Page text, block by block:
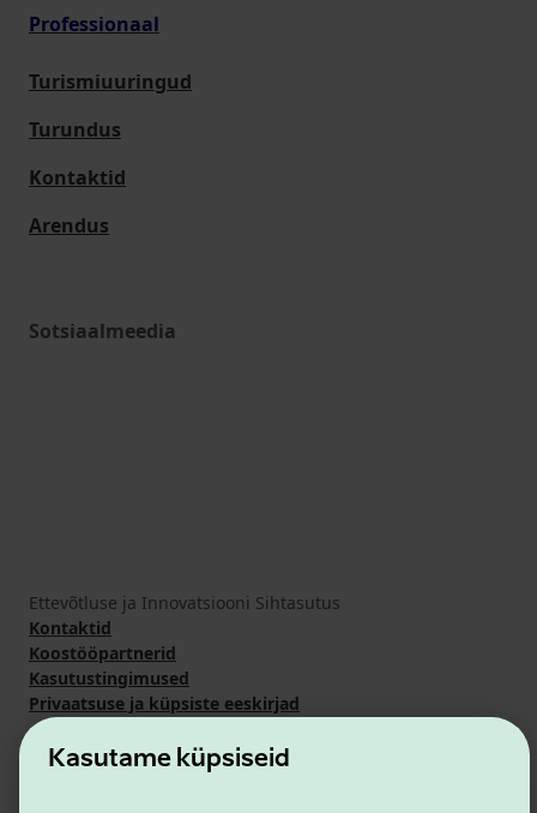
Kasutame küpsiseid
Professionaal
Turismiuuringud
Turundus
Kontaktid
Arendus
Sotsiaalmeedia
Ettevõtluse ja Innovatsiooni Sihtasutus
Kontaktid
Koostööpartnerid
Kasutustingimused
Privaatsuse ja küpsiste eeskirjad